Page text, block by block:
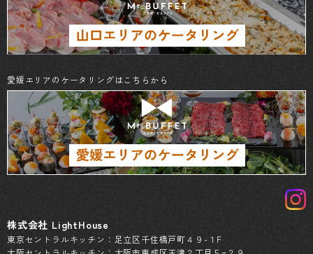
愛媛エリアのケータリングはこちらから
株式会社 LightHouse
東京セントラルキッチン：足立区千住橋戸町４９-１F